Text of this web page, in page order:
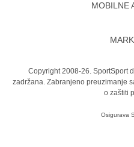
MOBILNE
Copyright 2008-26. SportSport
zadržana. Zabranjeno preuzimanje
o zaštiti
Osigurava